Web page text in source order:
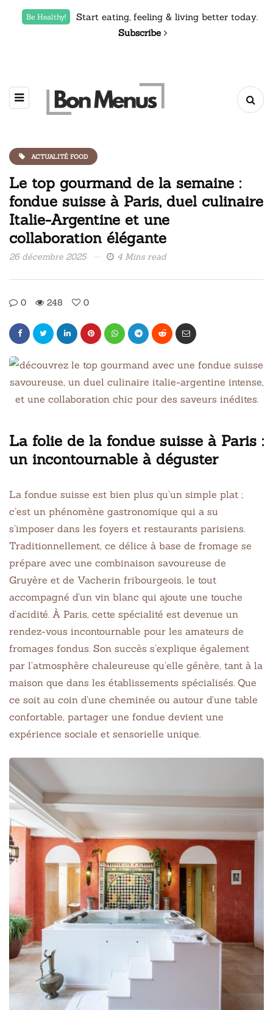
Be Healthy!
Start eating, feeling & living better today.
Subscribe
ACTUALITÉ FOOD
Le top gourmand de la semaine :
fondue suisse à Paris, duel culinaire
Italie-Argentine et une
collaboration élégante
26 décembre 2025 4 Mins read
0 248 0
La folie de la fondue suisse à Paris :
un incontournable à déguster
La fondue suisse est bien plus qu’un simple plat ;
c’est un phénomène gastronomique qui a su
s’imposer dans les foyers et restaurants parisiens.
Traditionnellement, ce délice à base de fromage se
prépare avec une combinaison savoureuse de
Gruyère et de Vacherin fribourgeois, le tout
accompagné d’un vin blanc qui ajoute une touche
d’acidité. À Paris, cette spécialité est devenue un
rendez-vous incontournable pour les amateurs de
fromages fondus. Son succès s’explique également
par l’atmosphère chaleureuse qu’elle génère, tant à la
maison que dans les établissements spécialisés. Que
ce soit au coin d’une cheminée ou autour d’une table
confortable, partager une fondue devient une
expérience sociale et sensorielle unique.